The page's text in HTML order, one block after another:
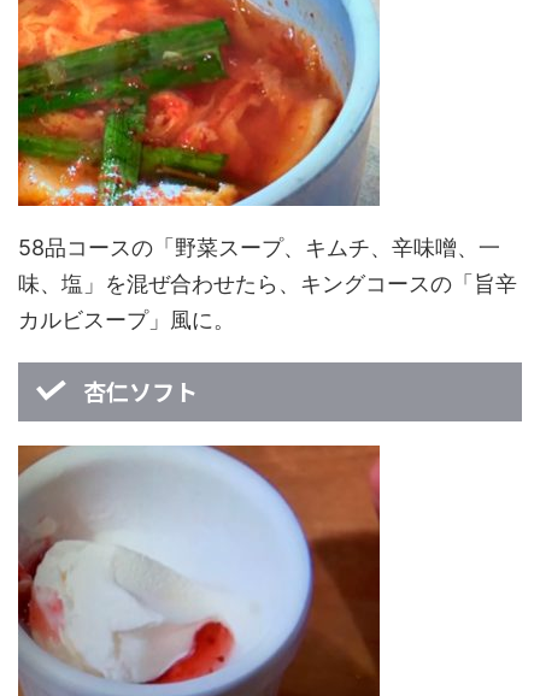
58品コースの「野菜スープ、キムチ、辛味噌、一
味、塩」を混ぜ合わせたら、キングコースの「旨辛
カルビスープ」風に。
杏仁ソフト